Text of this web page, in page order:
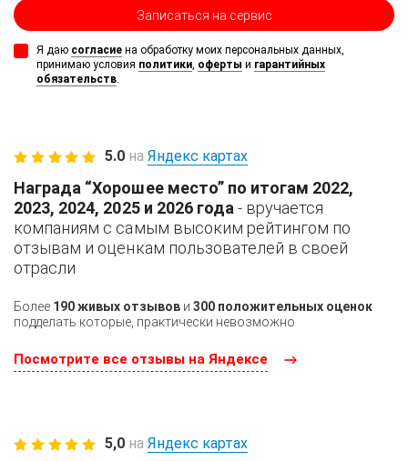
Записаться на сервис
Я даю согласие на обработку моих персональных данных,
принимаю условия политики, оферты и гарантийных
обязательств.
5.0 на Яндекс картах
Награда “Хорошее место” по итогам 2022,
2023, 2024, 2025 и 2026 года - вручается
компаниям с самым высоким рейтингом по
отзывам и оценкам пользователей в своей
отрасли
Более 190 живых отзывов и 300 положительных оценок
подделать которые, практически невозможно
Посмотрите все отзывы на Яндексе
5,0 на Яндекс картах